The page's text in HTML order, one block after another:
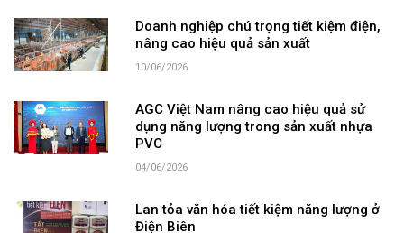
Doanh nghiệp chú trọng tiết kiệm điện,
nâng cao hiệu quả sản xuất
10/06/2026
AGC Việt Nam nâng cao hiệu quả sử
dụng năng lượng trong sản xuất nhựa
PVC
04/06/2026
Lan tỏa văn hóa tiết kiệm năng lượng ở
Điện Biên